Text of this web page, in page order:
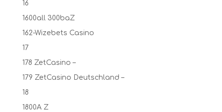
16
1600all 300baZ
162-Wizebets Casino
17
178 ZetCasino –
179 ZetCasino Deutschland –
18
1800A Z